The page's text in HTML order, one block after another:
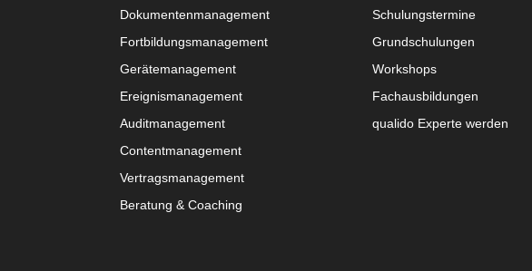
Dokumentenmanagement
Fortbildungsmanagement
Gerätemanagement
Ereignismanagement
Auditmanagement
Contentmanagement
Vertragsmanagement
Beratung & Coaching
Schulungstermine
Grundschulungen
Workshops
Fachausbildungen
qualido Experte werden